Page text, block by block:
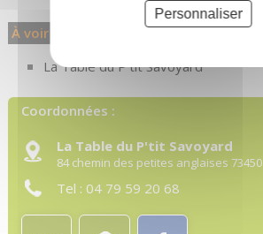
Personnaliser
À voir également...
La Table du P'tit Savoyard
Coordonnées :
La Table du P'tit Savoyard
84 chemin des petites anglaises 73450
Tel : 04 79 59 20 68